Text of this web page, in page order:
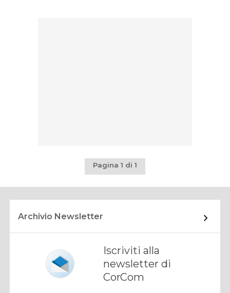
Pagina 1 di 1
Archivio Newsletter
Iscriviti alla
newsletter di
CorCom